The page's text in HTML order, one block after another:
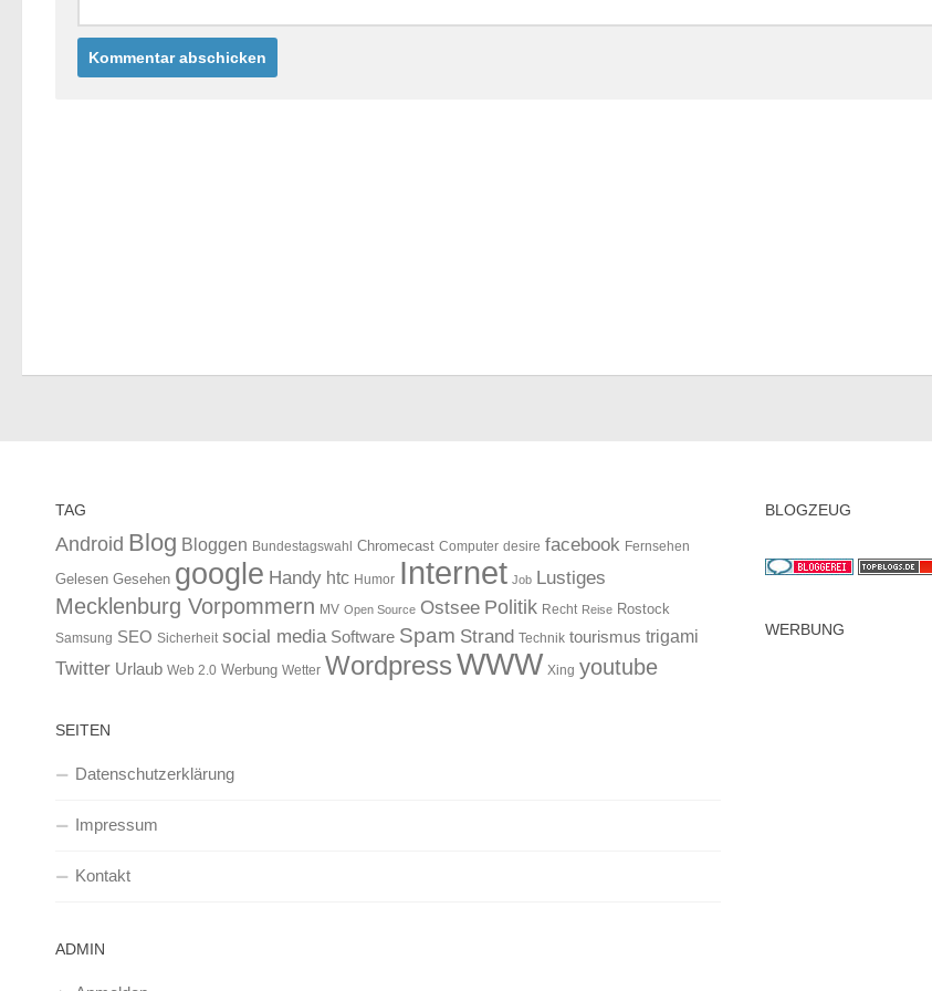
TAG
Android Blog Bloggen Bundestagswahl Chromecast Computer desire facebook Fernsehen
Gelesen Gesehen google Handy htc Humor Internet Job Lustiges
Mecklenburg Vorpommern MV Open Source Ostsee Politik Recht Reise Rostock
Samsung SEO Sicherheit social media Software Spam Strand Technik tourismus trigami
Twitter Urlaub Web 2.0 Werbung Wetter WordpressWWW Xing youtube
SEITEN
Datenschutzerklärung
Impressum
Kontakt
ADMIN
BLOGZEUG
WERBUNG